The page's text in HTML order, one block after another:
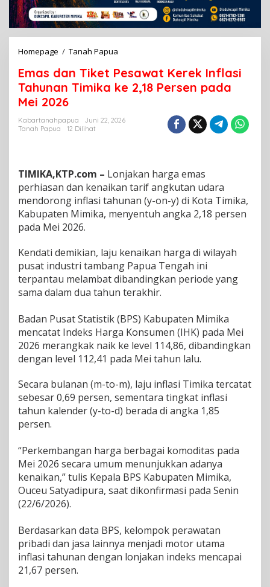
Homepage / Tanah Papua
a
s
d
n
t
e
s
a
t
K
e
r
e
n
f
l
a
T
a
h
n
T
i
m
i
k
e
Emas dan Tiket Pesawat Kerek Inflasi
Tahunan Timika ke 2,18 Persen pada
Mei 2026
Kabartanahpapua
Juni 22, 2026
Tanah Papua
12 Dilihat
TIMIKA,KTP.com – Lonjakan harga emas
perhiasan dan kenaikan tarif angkutan udara
mendorong inflasi tahunan (y-on-y) di Kota Timika,
Kabupaten Mimika, menyentuh angka 2,18 persen
pada Mei 2026.
Kendati demikian, laju kenaikan harga di wilayah
pusat industri tambang Papua Tengah ini
terpantau melambat dibandingkan periode yang
sama dalam dua tahun terakhir.
Badan Pusat Statistik (BPS) Kabupaten Mimika
mencatat Indeks Harga Konsumen (IHK) pada Mei
2026 merangkak naik ke level 114,86, dibandingkan
dengan level 112,41 pada Mei tahun lalu.
Secara bulanan (m-to-m), laju inflasi Timika tercatat
sebesar 0,69 persen, sementara tingkat inflasi
tahun kalender (y-to-d) berada di angka 1,85
persen.
“Perkembangan harga berbagai komoditas pada
Mei 2026 secara umum menunjukkan adanya
kenaikan,” tulis Kepala BPS Kabupaten Mimika,
Ouceu Satyadipura, saat dikonfirmasi pada Senin
(22/6/2026).
Berdasarkan data BPS, kelompok perawatan
pribadi dan jasa lainnya menjadi motor utama
inflasi tahunan dengan lonjakan indeks mencapai
21,67 persen.